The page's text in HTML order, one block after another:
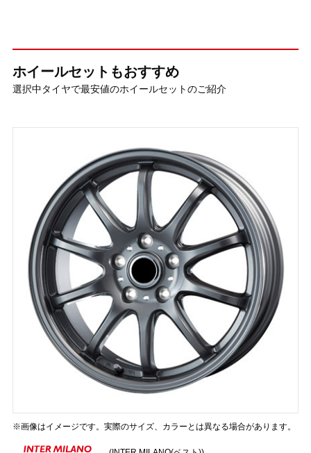
ホイールセットもおすすめ
選択中タイヤで最安値のホイールセットのご紹介
※画像はイメージです。実際のサイズ、カラーとは異なる場合があります。